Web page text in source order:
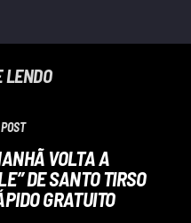
LENDO
VOLTA A
DE SANTO TIRSO
GRATUITO